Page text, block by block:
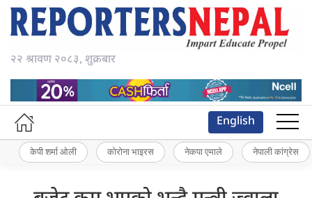
२२ श्रावण २०८३, शुक्रबार
English
केपी शर्मा ओली कोरोना भाइरस नेकपा एमाले नेपाली कांग्रेस